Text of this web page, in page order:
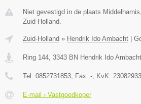
Niet gevestigd in de plaats
Zuid-Holland.
Zuid-Holland » Hendrik Ido Ambacht
Ring 144 3343 BN Hendrik Ido Ambacht
Tel: 0852731853 , Fax: - , KvK: 23082933
E-mail › Vastgoedkoper